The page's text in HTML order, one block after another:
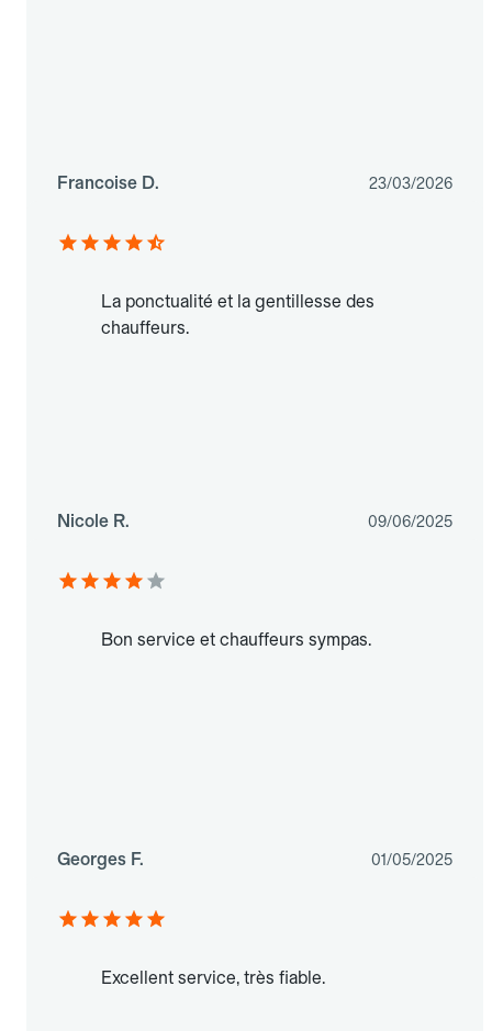
Francoise D. 23/03/2026
La ponctualité et la gentillesse des
chauffeurs.
Nicole R. 09/06/2025
Bon service et chauffeurs sympas.
Georges F. 01/05/2025
Excellent service, très fiable.